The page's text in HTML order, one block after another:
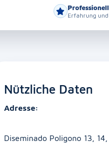
Erfahrung
Nützliche Daten
Adresse:
Diseminado Poligono 13,